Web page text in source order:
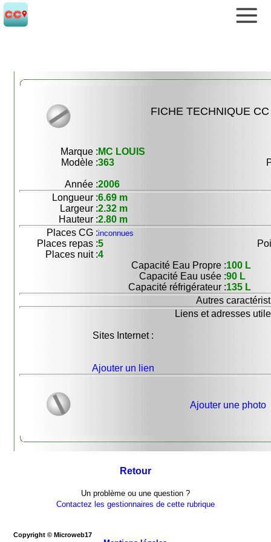
FICHE TECHNIQUE CC
Marque : MC LOUIS
Modèle :363
Année :2006
Longueur :6.69 m
Largeur :2.32 m
Hauteur :2.80 m
Places CG :inconnues
Places repas :5
Places nuit :4
Capacité Eau Propre :100 L
Capacité Eau usée :90 L
Capacité réfrigérateur :135 L
Autres
Liens et adresses
Sites Internet :
Ajouter un lien
Ajouter une photo
Retour
Un problème ou une question ?
Contactez les gestionnaires de cette rubrique
Copyright © Microweb17